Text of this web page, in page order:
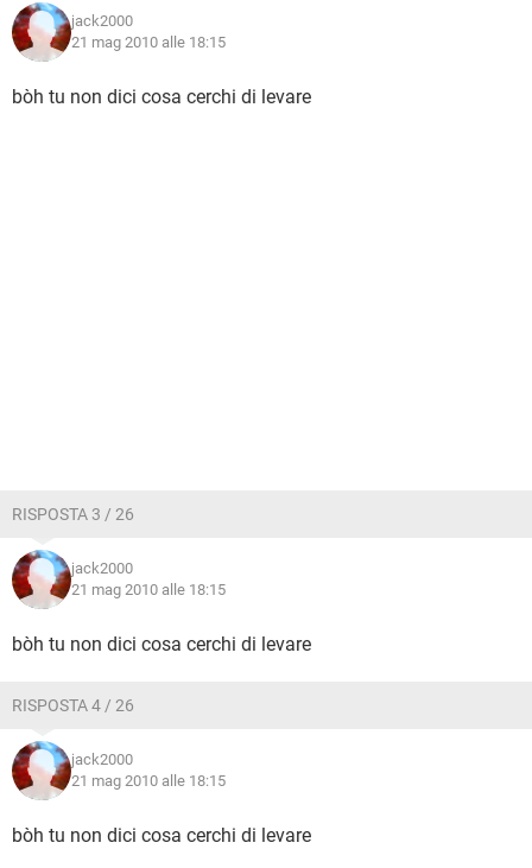
jack2000
21 mag 2010 alle 18:15
bòh tu non dici cosa cerchi di levare
RISPOSTA 3 / 26
jack2000
21 mag 2010 alle 18:15
bòh tu non dici cosa cerchi di levare
RISPOSTA 4 / 26
jack2000
21 mag 2010 alle 18:15
bòh tu non dici cosa cerchi di levare